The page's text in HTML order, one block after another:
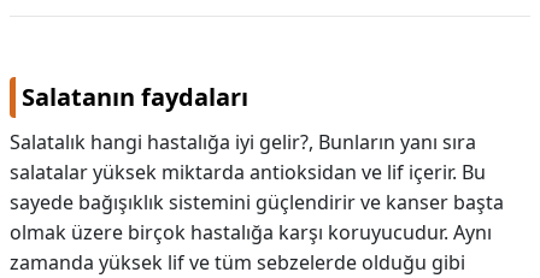
ALANLARI
KAPLICALAR
İLETİŞİM
Salatanın faydaları
Salatalık hangi hastalığa iyi gelir?, Bunların yanı sıra
salatalar yüksek miktarda antioksidan ve lif içerir. Bu
sayede bağışıklık sistemini güçlendirir ve kanser başta
olmak üzere birçok hastalığa karşı koruyucudur. Aynı
zamanda yüksek lif ve tüm sebzelerde olduğu gibi